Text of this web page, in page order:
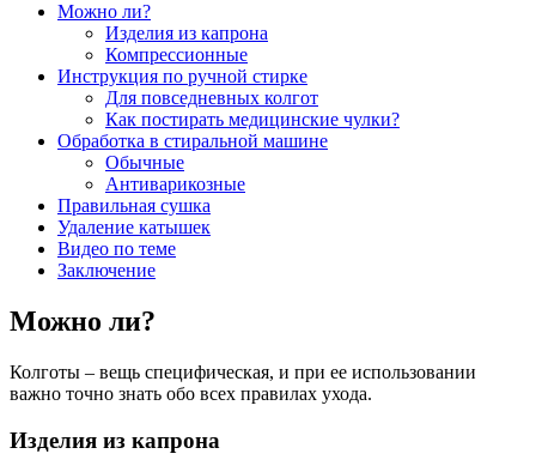
Можно ли?
Изделия из капрона
Компрессионные
Инструкция по ручной стирке
Для повседневных колгот
Как постирать медицинские чулки?
Обработка в стиральной машине
Обычные
Антиварикозные
Правильная сушка
Удаление катышек
Видео по теме
Заключение
Можно ли?
Колготы – вещь специфическая, и при ее использовании
важно точно знать обо всех правилах ухода.
Изделия из капрона